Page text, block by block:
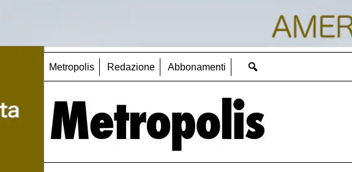
Metropolis Redazione Abbonamenti